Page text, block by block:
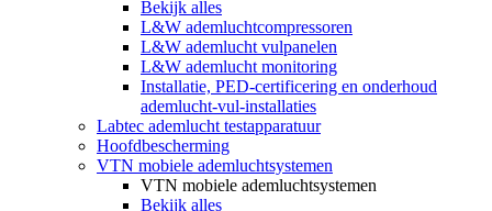
Bekijk alles
L&W ademluchtcompressoren
L&W ademlucht vulpanelen
L&W ademlucht monitoring
Installatie, PED-certificering en onderhoud
ademlucht-vul-installaties
Labtec ademlucht testapparatuur
Hoofdbescherming
VTN mobiele ademluchtsystemen
VTN mobiele ademluchtsystemen
Bekijk alles